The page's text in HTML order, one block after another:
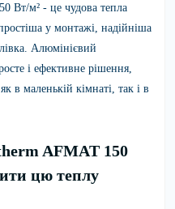
Вт/м² - це чудова тепла
у монтажі, надійніша
Алюмінієвий
і ефективне рішення,
в маленькій кімнаті, так і в
AFMAT 150
цю теплу